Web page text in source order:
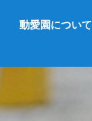
動愛園について